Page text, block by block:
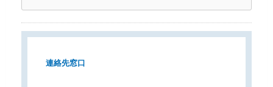
連絡先窓口